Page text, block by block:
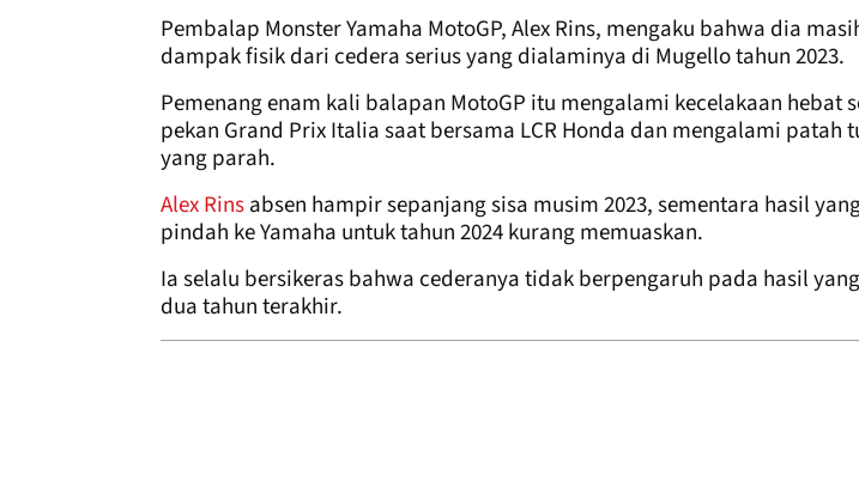
Pembalap Monster Yamaha MotoGP, Alex Rins, mengaku bahwa dia
dampak fisik dari cedera serius yang dialaminya di Mugello tahun 2023.
Pemenang enam kali balapan MotoGP itu mengalami kecelakaan hebat
pekan Grand Prix Italia saat bersama LCR Honda dan mengalami patah
yang parah.
Alex Rinsabsen hampir sepanjang sisa musim 2023, sementara hasil
pindah ke Yamaha untuk tahun 2024 kurang memuaskan.
Ia selalu bersikeras bahwa cederanya tidak berpengaruh pada hasil
dua tahun terakhir.